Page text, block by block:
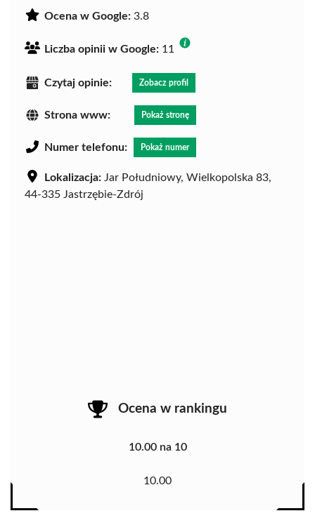
Ocena w Google: 3.8
Liczba opinii w Google: 11
Czytaj opinie: Zobacz profil
Strona www: Pokaż stronę
Numer telefonu: Pokaż numer
Lokalizacja: Jar Południowy, Wielkopolska 83,
44-335 Jastrzębie-Zdrój
Ocena w rankingu
10.00 na 10
10.00